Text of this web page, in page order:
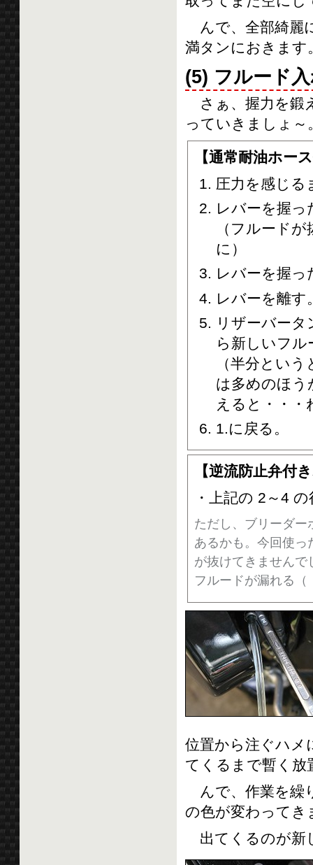
んで、全部綺麗
満タンにおきます
(5) フルード
さぁ、握力を鍛
っていきましょ～
【通常耐油ホー
圧力を感じる
レバーを握
（フルード
に）
レバーを握
レバーを離す
リザーバー
ら新しいフル
（半分とい
は多めのほう
えると・・・
1.に戻る。
【逆流防止弁付
・上記の 2～4
ただし、ブリーダー
あるかも。今回使っ
が抜けてきませんで
フルードが漏れる（
位置から注ぐハメ
てくるまで暫く放
んで、作業を繰
の色が変わってき
出てくるのが新